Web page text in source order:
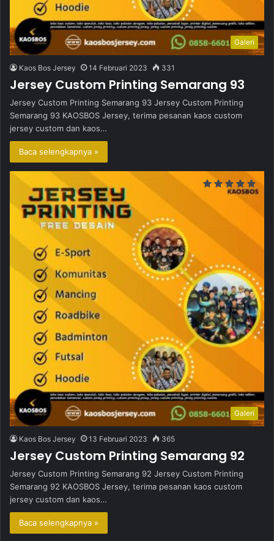
Galeri
Kaos Bos Jersey 14 Februari 2023 331
Jersey Custom Printing Semarang 93
Jersey Custom Printing Semarang 93 Jersey Custom Printing
Semarang 93 KAOSBOS Jersey, terima pesanan kaos custom
jersey custom dan kaos…
Baca selengkapnya »
Galeri
Kaos Bos Jersey 13 Februari 2023 365
Jersey Custom Printing Semarang 92
Jersey Custom Printing Semarang 92 Jersey Custom Printing
Semarang 92 KAOSBOS Jersey, terima pesanan kaos custom
jersey custom dan kaos…
Baca selengkapnya »